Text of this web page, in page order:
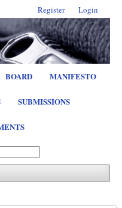
BOARD MANIFESTO
SUBMISSIONS
Register Login